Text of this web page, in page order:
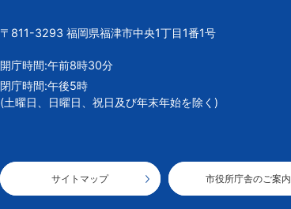
市
章
〒811-3293 福岡県福津市中央1丁目1番1号
開庁時間:午前8時30分
閉庁時間:午後5時
(土曜日、日曜日、祝日及び年末年始を除く)
サイトマップ 市役所庁舎のご案内